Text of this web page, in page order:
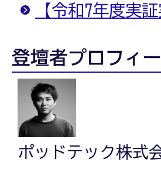
【令和7年度実
登壇者プロフィ
ポッドテック株式